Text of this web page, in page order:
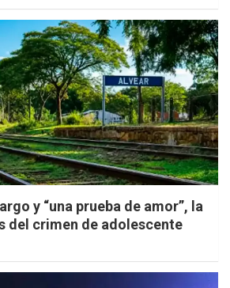
y “una prueba de amor”, la
del crimen de adolescente